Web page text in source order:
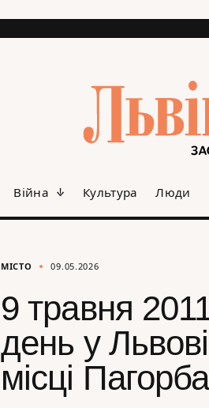
Війна Культура Люди
МІСТО 09.05.2026
9 травня
день у
місці